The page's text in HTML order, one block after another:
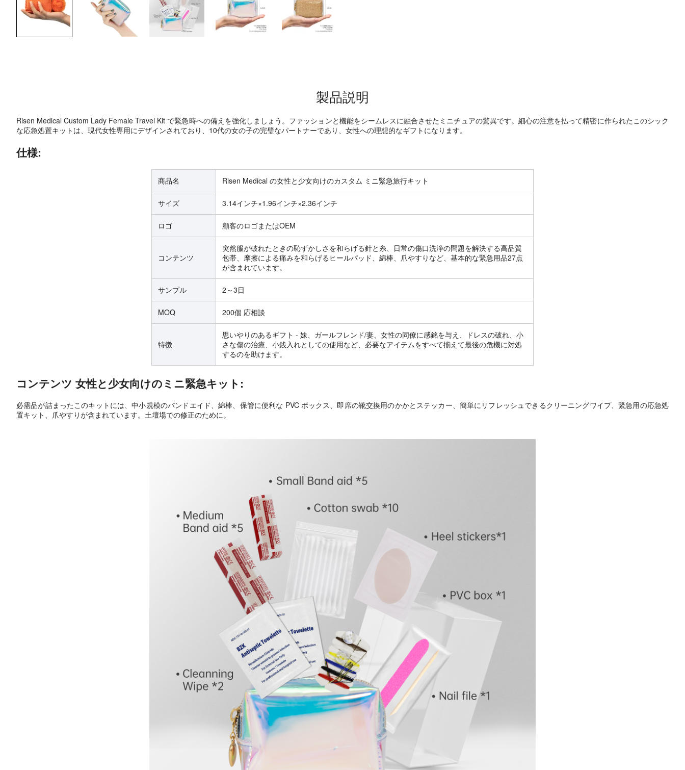
製品説明
Risen Medical Custom Lady Female Travel Kit で緊急時への備えを強化しましょう。ファッションと機能をシームレスに融合させたミニチュアの驚異です。細心の注意を払って精密に作られたこのシック
な応急処置キットは、現代女性専用にデザインされており、10代の女の子の完璧なパートナーであり、女性への理想的なギフトになります。
仕様:
商品名 Risen Medical の女性と少女向けのカスタム ミニ緊急旅行キット
サイズ 3.14インチ×1.96インチ×2.36インチ
ロゴ 顧客のロゴまたはOEM
コンテンツ
突然服が破れたときの恥ずかしさを和らげる針と糸、日常の傷口洗浄の問題を解決する高品質
包帯、摩擦による痛みを和らげるヒールパッド、綿棒、爪やすりなど、基本的な緊急用品27点
が含まれています。
サンプル 2～3日
MOQ 200個 応相談
特徴
思いやりのあるギフト - 妹、ガールフレンド/妻、女性の同僚に感銘を与え、ドレスの破れ、小
さな傷の治療、小銭入れとしての使用など、必要なアイテムをすべて揃えて最後の危機に対処
するのを助けます。
コンテンツ 女性と少女向けのミニ緊急キット:
必需品が詰まったこのキットには、中小規模のバンドエイド、綿棒、保管に便利な PVC ボックス、即席の靴交換用のかかとステッカー、簡単にリフレッシュできるクリーニングワイプ、緊急用の応急処
置キット、爪やすりが含まれています。土壇場での修正のために。